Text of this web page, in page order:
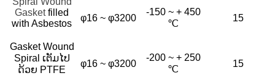
Gasketfilled
with Asbestos
φ16 ~ φ3200
-150 ~ + 450
℃
15
Gasket Wound
Spiral ເຕັມໄປ
ດ້ວຍ PTFE
φ16 ~ φ3200
-200 ~ + 250
℃
15